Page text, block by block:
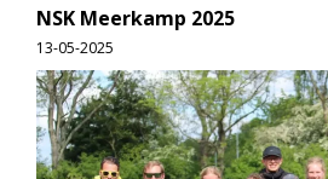
NSK Meerkamp 2025
13-05-2025